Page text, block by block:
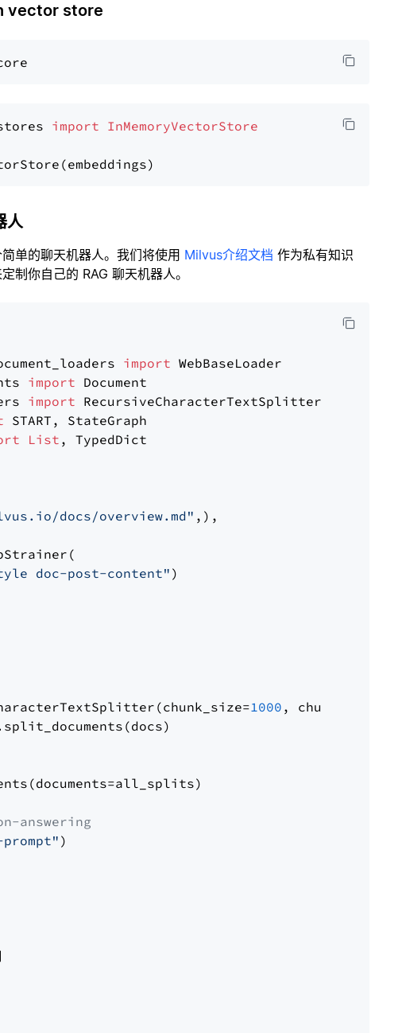
vector store
import InMemoryVectorStore
人
单的聊天机器人。我们将使用 Milvus介绍文档 作为私有知识
制你自己的 RAG 聊天机器人。
import
import
import
List , TypedDict
docs/overview.md" ,),
doc-post-content" )
1000 , chunk_overlap=
answering
)